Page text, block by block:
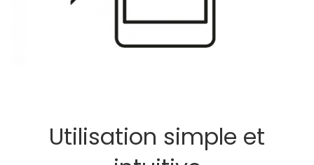
Utilisation simple et